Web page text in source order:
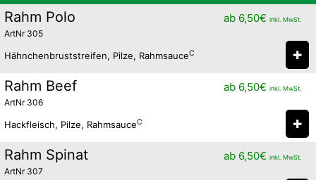
Rahm Polo
ArtNr 305
ab 6,50€ inkl. MwSt.
Hähnchenbruststreifen, Pilze, RahmsauceC ✚
Rahm Beef
ArtNr 306
ab 6,50€ inkl. MwSt.
Hackfleisch, Pilze, RahmsauceC ✚
Rahm Spinat
ArtNr 307
ab 6,50€ inkl. MwSt.